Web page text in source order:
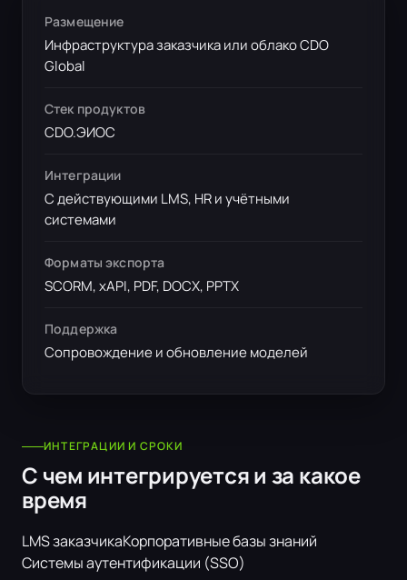
Размещение
Инфраструктура заказчика или облако CDO
Global
Стек продуктов
CDO.ЭИОС
Интеграции
С действующими LMS, HR и учётными
системами
Форматы экспорта
SCORM, xAPI, PDF, DOCX, PPTX
Поддержка
Сопровождение и обновление моделей
ИНТЕГРАЦИИ И СРОКИ
С чем интегрируется и за какое
время
LMS заказчикаКорпоративные базы знаний
Системы аутентификации (SSO)